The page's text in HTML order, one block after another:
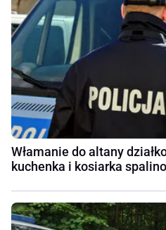
Włamanie do altany
kuchenka i kosiarka